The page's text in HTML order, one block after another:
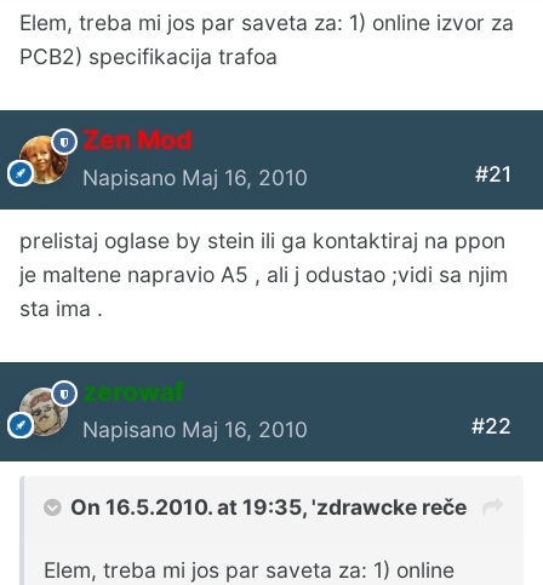
Elem, treba mi jos par saveta za: 1) online izvor za
PCB2) specifikacija trafoa
Zen Mod
Napisano Maj 16, 2010 #21
prelistaj oglase by stein ili ga kontaktiraj na ppon
je maltene napravio A5 , ali j odustao ;vidi sa njim
sta ima .
zerowaf
Napisano Maj 16, 2010 #22
On 16.5.2010. at 19:35, 'zdrawcke reče
Elem, treba mi jos par saveta za: 1) online